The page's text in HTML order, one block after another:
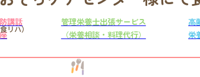
講話
管理栄養士出張サービス
（栄養相談・料理代行）
高
栄
リハ）